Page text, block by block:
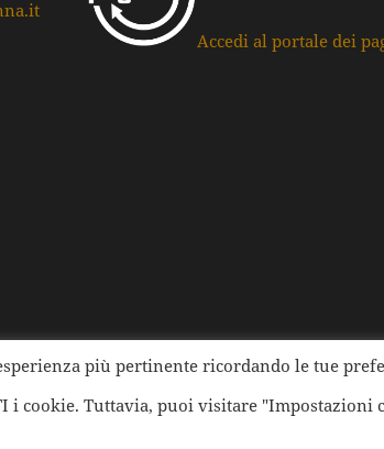
Accedi al portale dei
Laureati della Provincia di Ravenna | Tutti i
più pertinente ricordando le tue
i cookie. Tuttavia, puoi visitare